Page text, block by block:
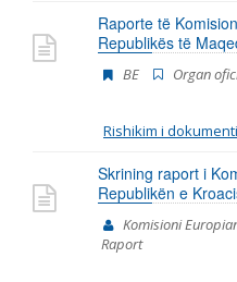
Raporte të
Republikës të
BE Organ
Rishikim i
Skrining raport i
Republikën e
Komisioni
Raport